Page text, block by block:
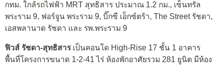
กทม. ใกล้รถไฟฟ้า MRT สุทธิสาร ประมาณ 1.2 กม., เซ็นทรัล
พระราม 9, ฟอร์จูน พระราม 9, บิ๊กซี เอ็กซ์ตร้า, The Street รัชดา,
เอสพลานาด รัชดา และ รพ.พระราม 9
ฟิวส์ รัชดา-สุทธิสาร เป็นคอนโด High-Rise 17 ชั้น 1 อาคาร
พื้นที่โครงการขนาด 1-2-41 ไร่ ห้องพักอาศัยรวม 281 ยูนิต มีห้อง